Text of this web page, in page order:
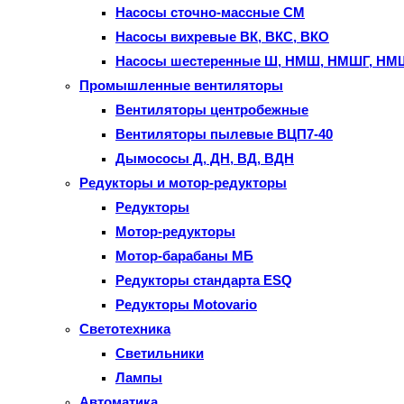
Насосы сточно-массные СМ
Насосы вихревые ВК, ВКС, ВКО
Насосы шестеренные Ш, НМШ, НМШГ,
Промышленные вентиляторы
Вентиляторы центробежные
Вентиляторы пылевые ВЦП7-40
Дымососы Д, ДН, ВД, ВДН
Редукторы и мотор-редукторы
Редукторы
Мотор-редукторы
Мотор-барабаны МБ
Редукторы стандарта ESQ
Редукторы Motovario
Светотехника
Светильники
Лампы